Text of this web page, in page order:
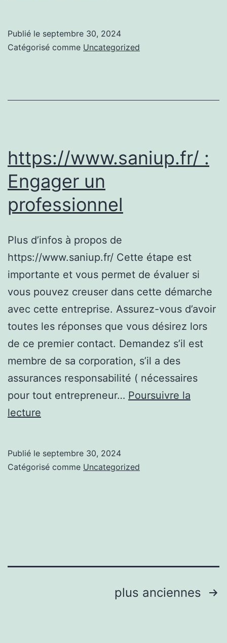
Artisans
Garantissant
Services
de
Réparation
Fiables,
en
Utilisant
Techniques
Modernes
pour
Garantir
Vos
Installations
Publié le septembre 30, 2024
Catégorisé comme Uncategorized
https://www.saniup.fr/ :
Engager un
professionnel
Plus d’infos à propos de
https://www.saniup.fr/ Cette étape est
importante et vous permet de évaluer si
vous pouvez creuser dans cette démarche
avec cette entreprise. Assurez-vous d’avoir
toutes les réponses que vous désirez lors
de ce premier contact. Demandez s’il est
membre de sa corporation, s’il a des
assurances responsabilité ( nécessaires
pour tout entrepreneur… Poursuivre la
lecture
un
Publié le septembre 30, 2024
Catégorisé comme Uncategorized
plus anciennes